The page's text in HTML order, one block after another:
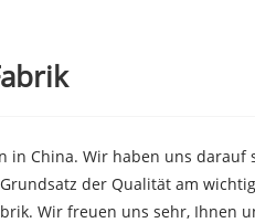
in China. Wir haben uns darauf
der Qualität am
Wir freuen uns sehr, Ihnen